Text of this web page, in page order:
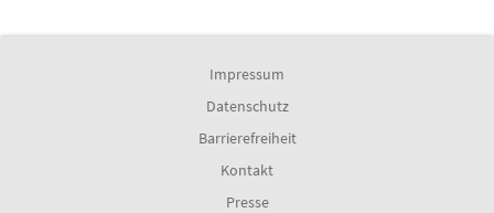
Impressum
Datenschutz
Barrierefreiheit
Kontakt
Presse